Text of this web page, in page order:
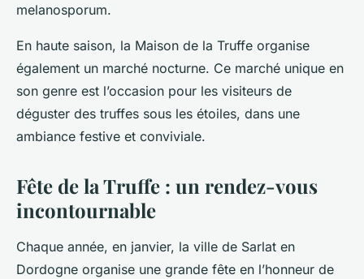
melanosporum.
En haute saison, la Maison de la Truffe organise
également un marché nocturne. Ce marché unique en
son genre est l’occasion pour les visiteurs de
déguster des truffes sous les étoiles, dans une
ambiance festive et conviviale.
Fête de la Truffe : un rendez-vous
incontournable
Chaque année, en janvier, la ville de Sarlat en
Dordogne organise une grande fête en l’honneur de